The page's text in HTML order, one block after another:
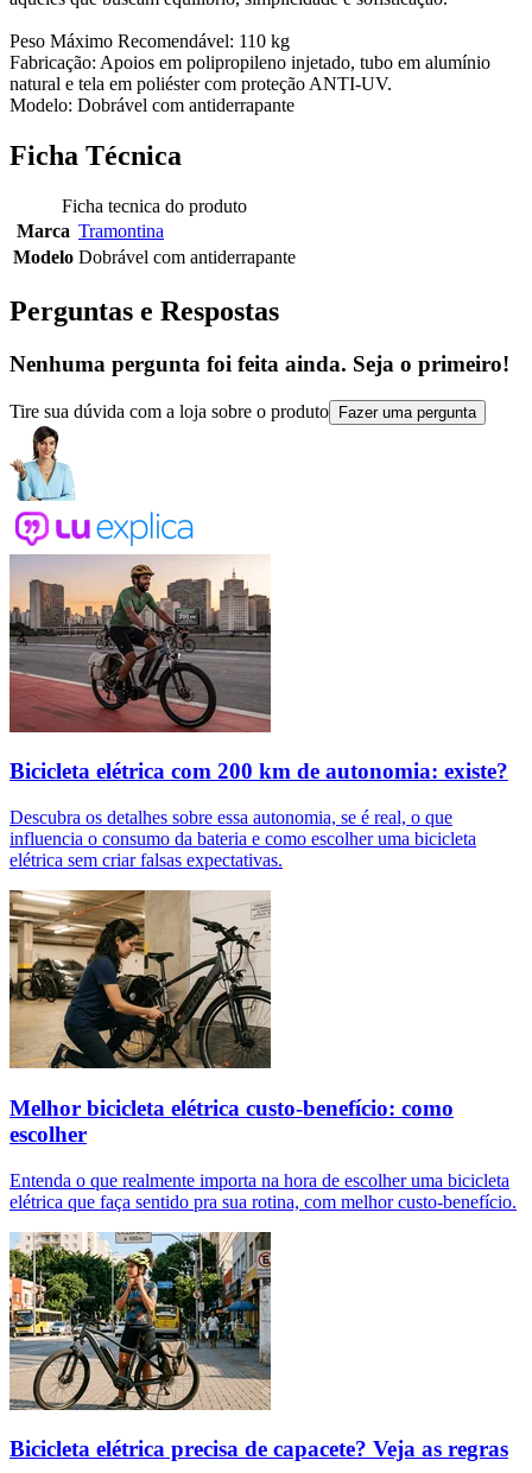
Peso Máximo Recomendável: 110 kg
Fabricação: Apoios em polipropileno injetado, tubo em alumínio
natural e tela em poliéster com proteção ANTI-UV.
Modelo: Dobrável com antiderrapante
Ficha Técnica
Ficha tecnica do produto
Marca Tramontina
Modelo Dobrável com antiderrapante
Perguntas e Respostas
Nenhuma pergunta foi feita ainda. Seja o primeiro!
Tire sua dúvida com a loja sobre o produto Fazer uma pergunta
Bicicleta elétrica com 200 km de autonomia: existe?
Descubra os detalhes sobre essa autonomia, se é real, o que
influencia o consumo da bateria e como escolher uma bicicleta
elétrica sem criar falsas expectativas.
Melhor bicicleta elétrica custo-benefício: como
escolher
Entenda o que realmente importa na hora de escolher uma bicicleta
elétrica que faça sentido pra sua rotina, com melhor custo-benefício.
Bicicleta elétrica precisa de capacete? Veja as regras